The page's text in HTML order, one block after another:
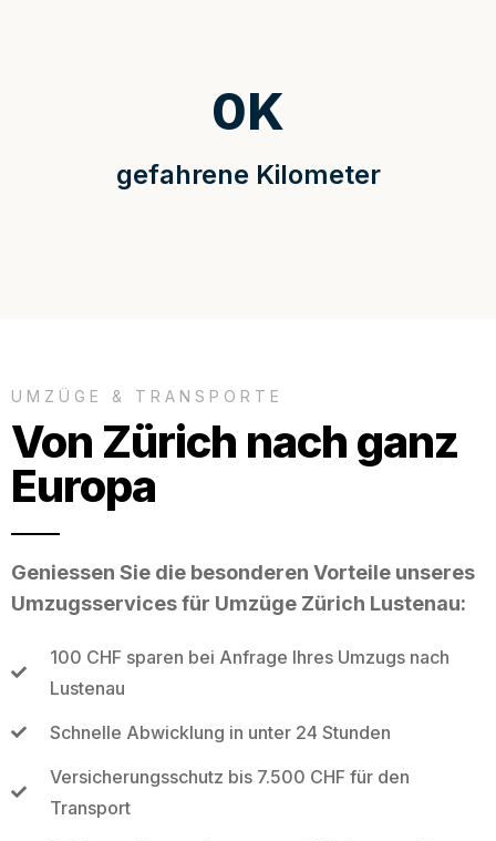
gefahrene Kilometer
0K
UMZÜGE & TRANSPORTE
Von Zürich nach ganz
Europa
Geniessen Sie die besonderen Vorteile unseres
Umzugsservices für Umzüge Zürich Lustenau:
100 CHF sparen bei Anfrage Ihres Umzugs nach
Lustenau
Schnelle Abwicklung in unter 24 Stunden
Versicherungsschutz bis 7.500 CHF für den
Transport